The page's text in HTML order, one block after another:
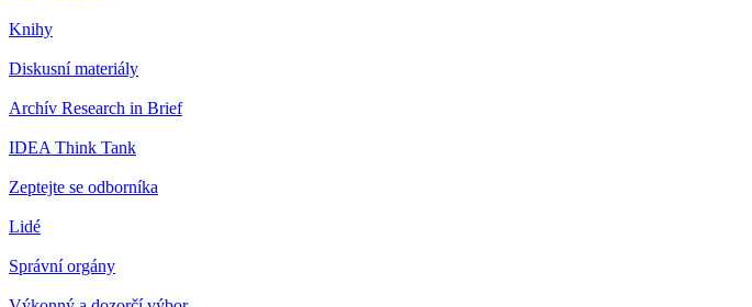
Knihy
Diskusní materiály
Archív Research in Brief
IDEA Think Tank
Zeptejte se odborníka
Lidé
Správní orgány